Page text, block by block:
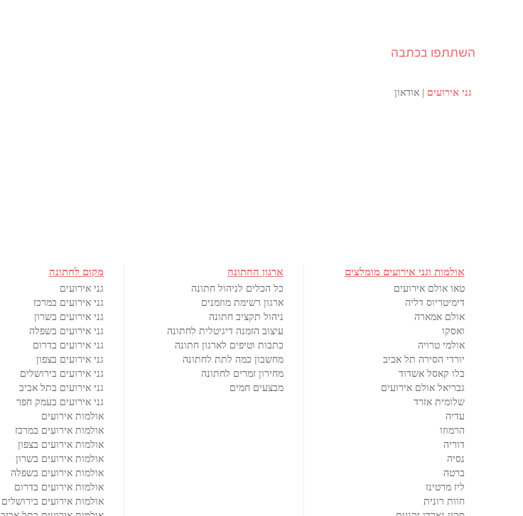
השתתפו בכתבה
גני אירועים אודאון
אולמות וגני אירועים מומלצים
טאו אולם אירועים
דימיטריוס דליה
אולם אמארה
ואסקו
אולמי טרויה
יורדי הסירה תל אביב
בלו קאסל אשדוד
גבריאל אולם אירועים
שלומית אזרד
עדיה
הרמוזו
דוריה
נסיה
ברטה
ליז מרטינז
חוות רונית
ארגון החתונה
כל הכלים לניהול חתונה
ארגון רשימת מוזמנים
ניהול תקציב חתונה
עיצוב הזמנה דיגיטלית לחתונה
כתבות וטיפים לארגון חתונה
מחשבון כמה לתת לחתונה
מחירון זמרים לחתונה
מבצעים חמים
מקום לחתונה
גני אירועים
גני אירועים במרכז
גני אירועים בשרון
גני אירועים בשפלה
גני אירועים בדרום
גני אירועים בצפון
גני אירועים בירושלים
גני אירועים בתל אביב
גני אירועים בעמק חפר
אולמות אירועים
אולמות אירועים במרכז
אולמות אירועים בצפון
אולמות אירועים בשרון
אולמות אירועים בשפלה
אולמות אירועים בדרום
אולמות אירועים בירושלים